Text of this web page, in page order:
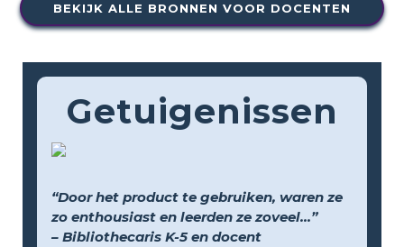
BEKIJK ALLE BRONNEN VOOR DOCENTEN
Getuigenissen
“Door het product te gebruiken, waren ze
zo enthousiast en leerden ze zoveel...”
– Bibliothecaris K-5 en docent